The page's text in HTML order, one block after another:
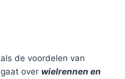
de voordelen van
over wielrennen en